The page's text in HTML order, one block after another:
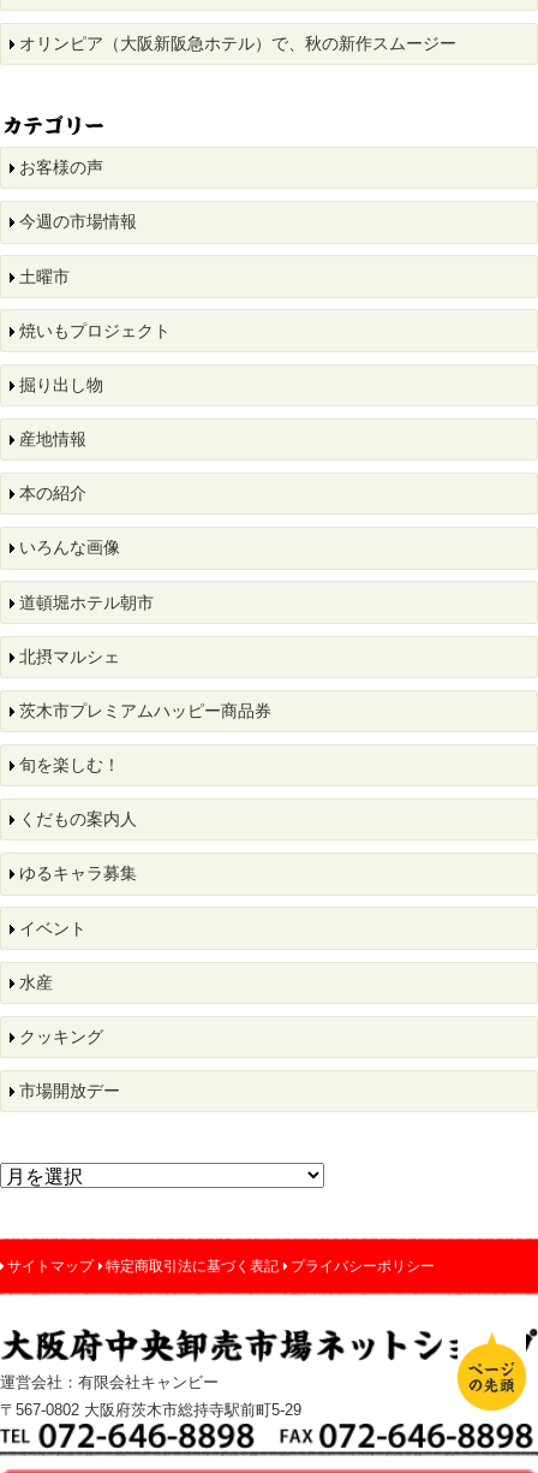
オリンピア（大阪新阪急ホテル）で、秋の新作スムージー
お客様の声
今週の市場情報
土曜市
焼いもプロジェクト
掘り出し物
産地情報
本の紹介
いろんな画像
道頓堀ホテル朝市
北摂マルシェ
茨木市プレミアムハッピー商品券
旬を楽しむ！
くだもの案内人
ゆるキャラ募集
イベント
水産
クッキング
市場開放デー
サイトマップ 特定商取引法に基づく表記 プライバシーポリシー
運営会社：有限会社キャンビー
〒567-0802 大阪府茨木市総持寺駅前町5-29